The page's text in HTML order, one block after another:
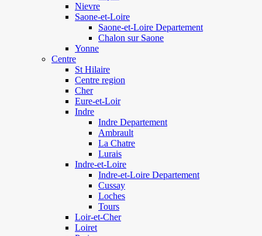
Nievre
Saone-et-Loire
Saone-et-Loire Departement
Chalon sur Saone
Yonne
Centre
St Hilaire
Centre region
Cher
Eure-et-Loir
Indre
Indre Departement
Ambrault
La Chatre
Lurais
Indre-et-Loire
Indre-et-Loire Departement
Cussay
Loches
Tours
Loir-et-Cher
Loiret